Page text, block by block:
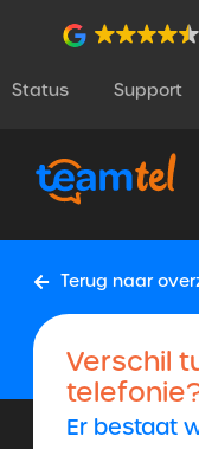
Status Support
Terug naar
Verschil
​​Er bestaat